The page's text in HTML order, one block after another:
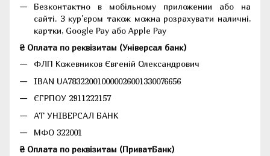
Безконтактно в мобільному приложении або на
сайті. З кур'єром також можна розрахувати наличні,
картки, Google Pay або Apple Pay
₴ Оплата по реквізитам (Універсал банк)
ФЛП Кожевников Євгеній Олександрович
IBAN UA783220010000026001330076656
ЄГРПОУ 2911222157
АТ УНІВЕРСАЛ БАНК
МФО 322001
₴ Оплата по реквізитам (ПриватБанк)